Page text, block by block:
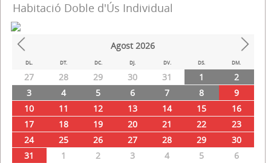
Habitació Doble d'Ús Individual
Prev Next
Agost 2026
DL. DT. DC. DJ. DV. DS. DM.
27 28 29 30 31 1
2
3
4 5 6 7 8
9
10
11 12 13 14 15
16
17
18 19 20 21 22
23
24
25 26 27 28 29
30
31
1 2 3 4 5 6